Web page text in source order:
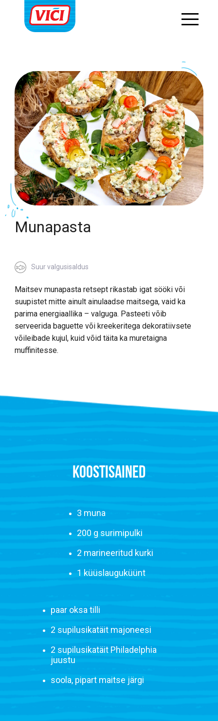
Munapasta
Suur valgusisaldus
Maitsev munapasta retsept rikastab igat sööki või
suupistet mitte ainult ainulaadse maitsega, vaid ka
parima energiaallika – valguga. Pasteeti võib
serveerida baguette või kreekeritega dekoratiivsete
võileibade kujul, kuid võid täita ka muretaigna
muffinitesse.
KOOSTISAINED
3 muna
200 g surimipulki
2 marineeritud kurki
1 küüslauguküünt
paar oksa tilli
2 supilusikatäit majoneesi
2 supilusikatäit Philadelphia
juustu
soola, pipart maitse järgi